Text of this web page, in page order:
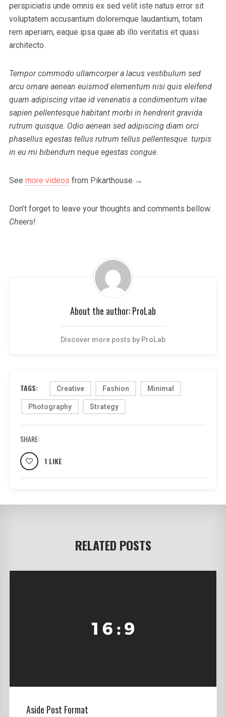
perspiciatis unde omnis ex sed velit iste natus error sit
voluptatem accusantium doloremque laudantium, totam
rem aperiam, eaque ipsa quae ab illo veritatis et quasi
architecto.
Tempor commodo ullamcorper a lacus vestibulum sed
arcu ornare aenean euismod elementum nisi quis eleifend
quam adipiscing vitae id venenatis a condimentum vitae
sapien pellentesque habitant morbi in hendrerit gravida
rutrum quisque. Odio aenean sed adipiscing diam orci
phasellus egestas tellus rutrum tellus pellentesque. turpis
in eu mi bibendum neque egestas congue.
See more videos from Pikarthouse →
Don’t forget to leave your thoughts and comments bellow.
Cheers!
About the author:ProLab
Discover more posts by ProLab
TAGS: Creative Fashion Minimal
Photography Strategy
SHARE:
1 LIKE
RELATED POSTS
Aside Post Format